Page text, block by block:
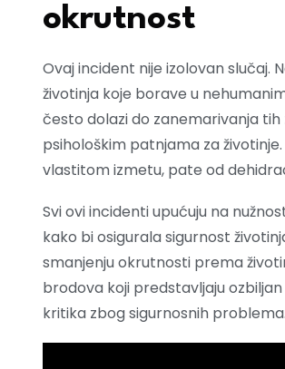
okrutnost
Ovaj incident nije izolovan slučaj.
životinja koje borave u
često dolazi do zanemarivanja
psihološkim patnjama za
vlastitom izmetu, pate od
Svi ovi incidenti upućuju na
kako bi osigurala sigurnost
smanjenju okrutnosti prema
brodova koji predstavljaju
kritika zbog sigurnosnih problema.